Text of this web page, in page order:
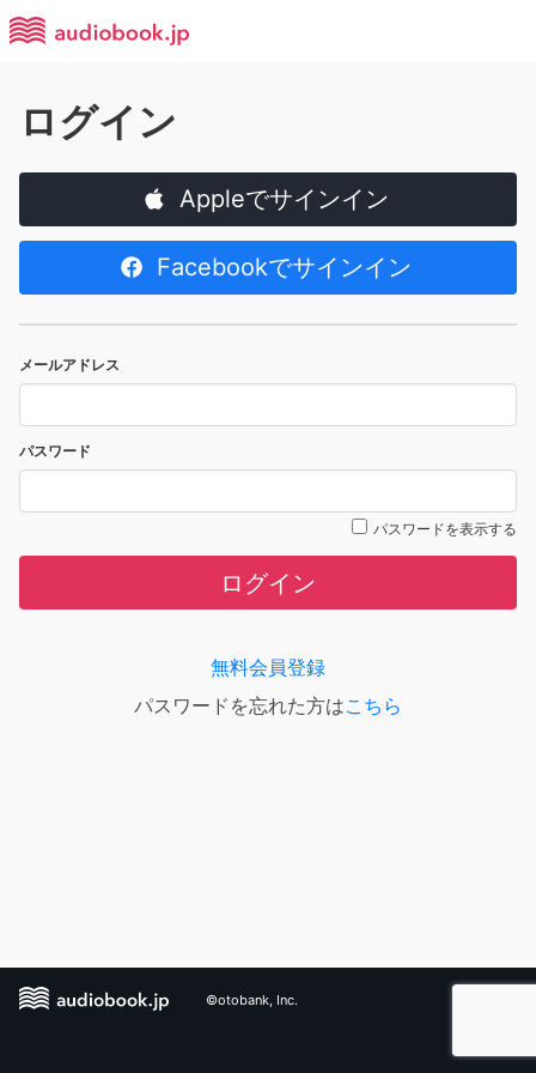
ログイン
Appleでサインイン
Facebookでサインイン
メールアドレス
パスワード
パスワードを表示する
ログイン
無料会員登録
パスワードを忘れた方はこちら
©otobank, Inc.